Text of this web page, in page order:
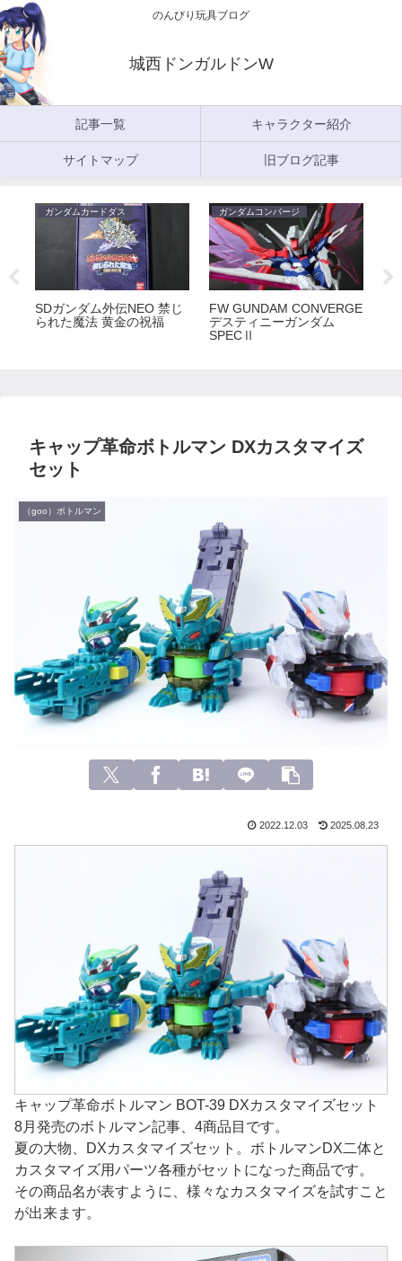
のんびり玩具ブログ
城西ドンガルドンW
記事一覧 キャラクター紹介
サイトマップ 旧ブログ記事
ガンダムカードダス
SDガンダム外伝NEO 禁じ
られた魔法 黄金の祝福
ガンダムコンバージ
FW GUNDAM CONVERGE
デスティニーガンダム
SPECⅡ
キャップ革命ボトルマン DXカスタマイズ
セット
（goo）ボトルマン
2022.12.03 2025.08.23
キャップ革命ボトルマン BOT-39 DXカスタマイズセット
8月発売のボトルマン記事、4商品目です。
夏の大物、DXカスタマイズセット。ボトルマンDX二体と
カスタマイズ用パーツ各種がセットになった商品です。
その商品名が表すように、様々なカスタマイズを試すこと
が出来ます。